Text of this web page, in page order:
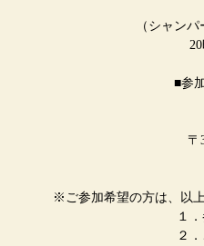
（シャン
20時00分頃から：
■参
※ご参加希望の方は、以
１．参加希望者
２．ご連絡先（